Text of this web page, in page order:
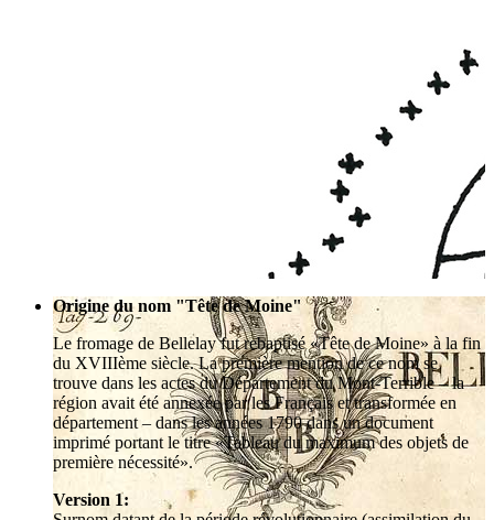
Origine du nom "Tête de Moine"
Le fromage de Bellelay fut rebaptisé «Tête de Moine» à la fin
du XVIIIème siècle. La première mention de ce nom se
trouve dans les actes du Département du Mont-Terrible – la
région avait été annexée par les Français et transformée en
département – dans les années 1790 dans un document
imprimé portant le titre «Tableau du maximum des objets de
première nécessité».
Version 1: